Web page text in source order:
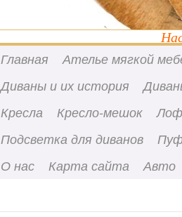
Главная Ателье мягкой
Диваны и их история
Кресла
Кресло-мешок
Подсветка для диванов
О нас
Карта сайта Авто